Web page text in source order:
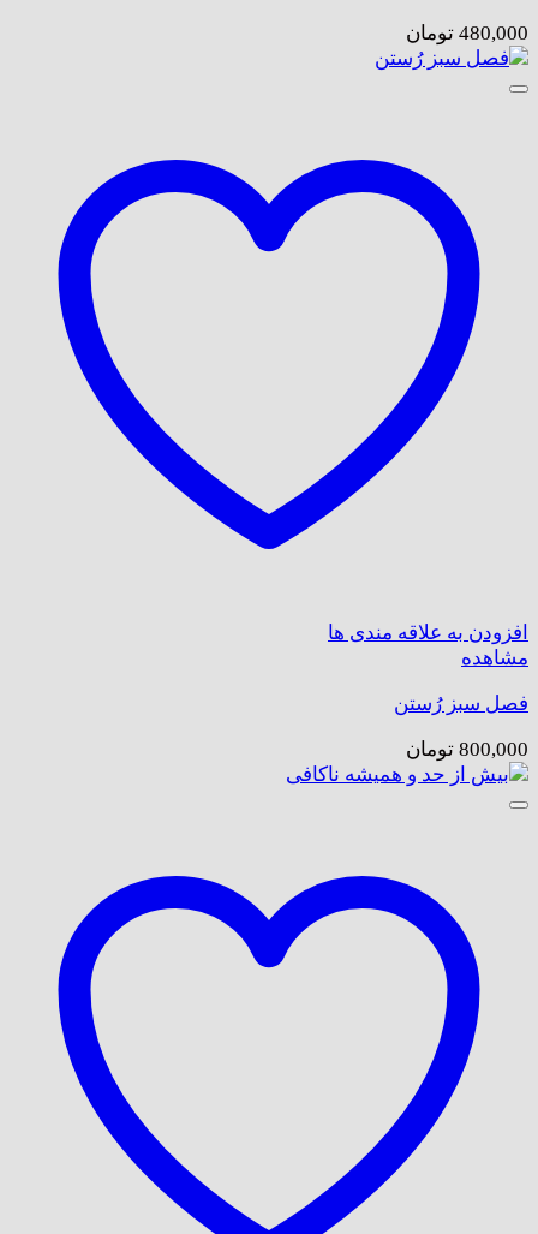
480,000 تومان
افزودن به علاقه مندی ها
مشاهده
فصل سبز رُستن
800,000 تومان